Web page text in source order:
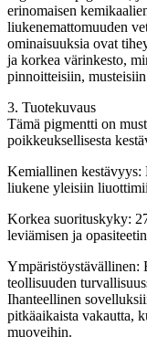
erinomaisen
liukenemattomuuden
ominaisuuksia ovat
ja korkea värinkesto,
pinnoitteisiin,
3. Tuotekuvaus
Tämä pigmentti on
poikkeuksellisesta
Kemiallinen kestävyys:
liukene yleisiin
Korkea suorituskyky:
leviämisen ja
Ympäristöystävällinen:
teollisuuden
Ihanteellinen
pitkäaikaista vakautta,
muoveihin.